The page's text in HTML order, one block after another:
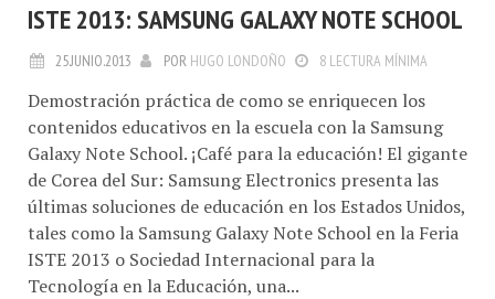
ISTE 2013: SAMSUNG GALAXY NOTE SCHOOL
25.JUNIO.2013 POR HUGO LONDOÑO 8 LECTURA MÍNIMA
Demostración práctica de como se enriquecen los
contenidos educativos en la escuela con la Samsung
Galaxy Note School. ¡Café para la educación! El gigante
de Corea del Sur: Samsung Electronics presenta las
últimas soluciones de educación en los Estados Unidos,
tales como la Samsung Galaxy Note School en la Feria
ISTE 2013 o Sociedad Internacional para la
Tecnología en la Educación, una...